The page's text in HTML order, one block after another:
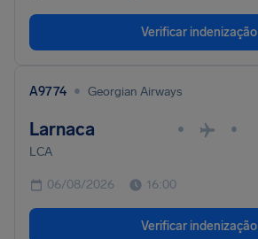
Verificar indenização
A9774 • Georgian Airways
Larnaca • •
LCA
06/08/2026 16:00
Verificar indenização